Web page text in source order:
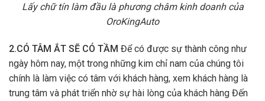
Lấy chữ tín làm đầu là phương châm kinh doanh của
OroKingAuto
2.CÓ TÂM ẮT SẼ CÓ TẦM Để có được sự thành công như
ngày hôm nay, một trong những kim chỉ nam của chúng tôi
chính là làm việc có tâm với khách hàng, xem khách hàng là
trung tâm và phát triển nhờ sự hài lòng của khách hàng Đến